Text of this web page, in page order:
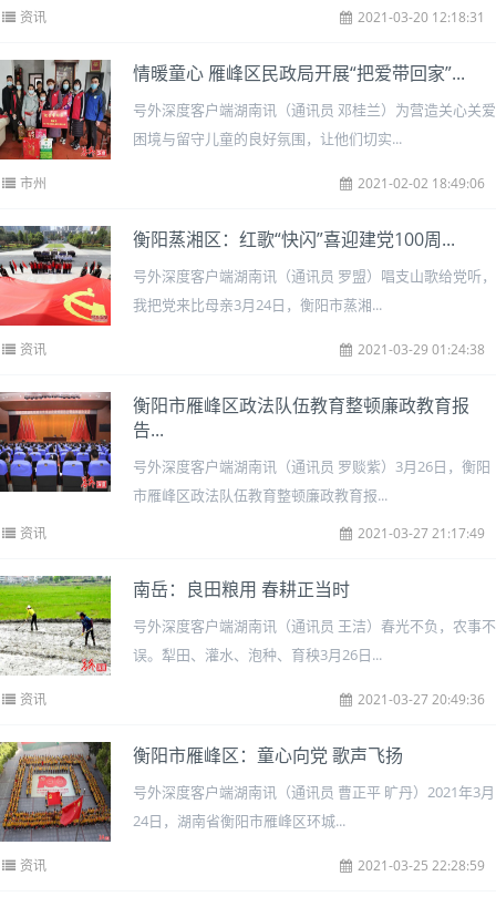
资讯 2021-03-20 12:18:31
情暖童心 雁峰区民政局开展“把爱带回家”...
号外深度客户端湖南讯（通讯员 邓桂兰）为营造关心关爱
困境与留守儿童的良好氛围，让他们切实...
市州 2021-02-02 18:49:06
衡阳蒸湘区：红歌“快闪”喜迎建党100周...
号外深度客户端湖南讯（通讯员 罗盟）唱支山歌给党听，
我把党来比母亲3月24日，衡阳市蒸湘...
资讯 2021-03-29 01:24:38
衡阳市雁峰区政法队伍教育整顿廉政教育报
告...
号外深度客户端湖南讯（通讯员 罗赕紫）3月26日，衡阳
市雁峰区政法队伍教育整顿廉政教育报...
资讯 2021-03-27 21:17:49
南岳：良田粮用 春耕正当时
号外深度客户端湖南讯（通讯员 王洁）春光不负，农事不
误。犁田、灌水、泡种、育秧3月26日...
资讯 2021-03-27 20:49:36
衡阳市雁峰区：童心向党 歌声飞扬
号外深度客户端湖南讯（通讯员 曹正平 旷丹）2021年3月
24日，湖南省衡阳市雁峰区环城...
资讯 2021-03-25 22:28:59